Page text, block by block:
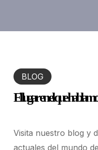
BLOG
El lugar en el que
Visita nuestro blog y
actuales del mundo